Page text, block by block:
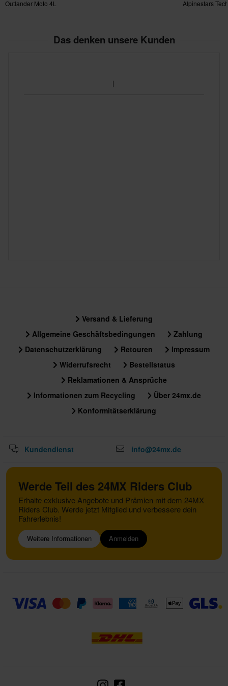
Outlander Moto 4L
Alpinestars
Das denken unsere Kunden
Versand & Lieferung
Allgemeine Geschäftsbedingungen
Zahlung
Datenschutzerklärung
Retouren
Impressum
Widerrufsrecht
Bestellstatus
Reklamationen & Ansprüche
Informationen zum Recycling
Über 24mx.de
Konformitätserklärung
Kundendienst info@24mx.de
Werde Teil des 24MX Riders Club
Erhalte exklusive Angebote und Prämien mit dem 24MX
Riders Club. Werde jetzt Mitglied und verbessere dein
Fahrerlebnis!
Weitere Informationen Anmelden